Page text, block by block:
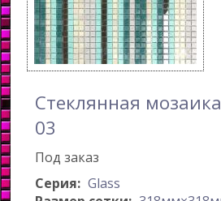
Стеклянная
03
Под заказ
Серия: Glass